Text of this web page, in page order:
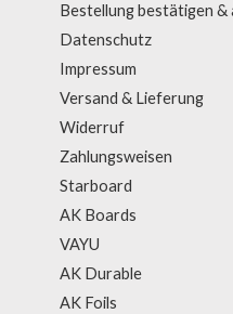
Bestellung bestätigen &
Datenschutz
Impressum
Versand & Lieferung
Widerruf
Zahlungsweisen
Starboard
AK Boards
VAYU
AK Durable
AK Foils